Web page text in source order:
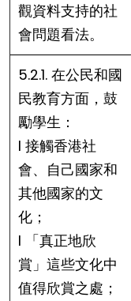
觀資料支持的社
會問題看法。
5.2.1. 在公民和國
民教育方面，鼓
勵學生：
l 接觸香港社
會、自己國家和
其他國家的文
化；
l 「真正地欣
賞」這些文化中
值得欣賞之處；